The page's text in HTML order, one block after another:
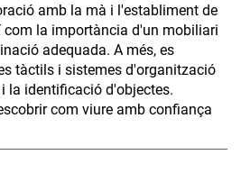
amb la mà i l'establiment de
com la importància d'un mobiliari
adequada. A més, es
tàctils i sistemes d'organització
la identificació d'objectes.
com viure amb confiança